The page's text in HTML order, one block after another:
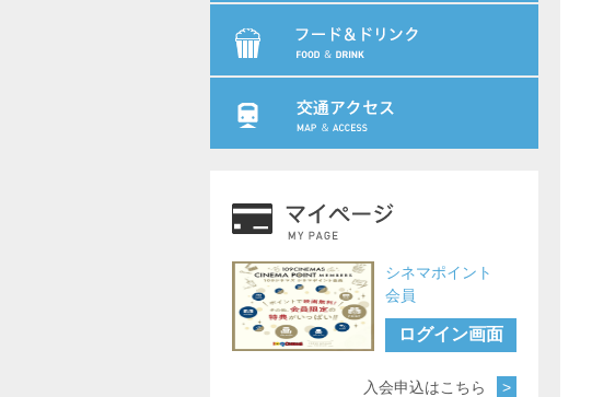
シネマポイント
会員
ログイン画面
入会申込はこちら